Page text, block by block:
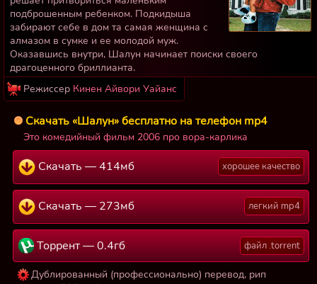
подброшенным ребенком. Подкидыша
забирают себе в дом та самая женщина с
алмазом в сумке и ее молодой муж.
Оказавшись внутри, Шалун начинает поиски своего
драгоценного бриллианта.
Режиссер Кинен Айвори Уайанс
Скачать «Шалун» бесплатно на телефон mp4
Это комедийный фильм 2006 про вора-карлика
Скачать — 414мб хорошее качество
Скачать — 273мб легкий mp4
Торрент — 0.4гб файл .torrent
Дублированный (профессионально) перевод, рип